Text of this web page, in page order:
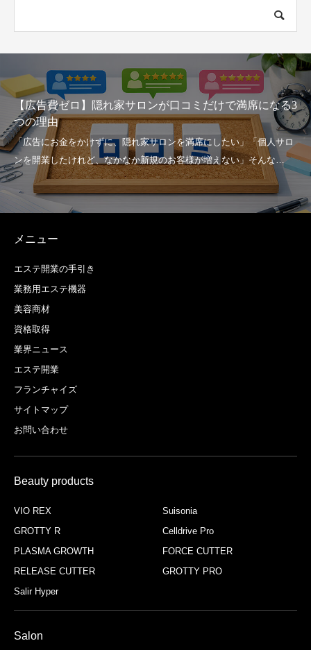
【広告費ゼロ】隠れ家サロンが口コミだけで満席になる3
つの理由
メニュー
エステ開業の手引き
業務用エステ機器
美容商材
資格取得
業界ニュース
エステ開業
フランチャイズ
サイトマップ
お問い合わせ
Beauty products
VIO REX
Suisonia
GROTTY R
Celldrive Pro
PLASMA GROWTH
FORCE CUTTER
RELEASE CUTTER
GROTTY PRO
Salir Hyper
Salon